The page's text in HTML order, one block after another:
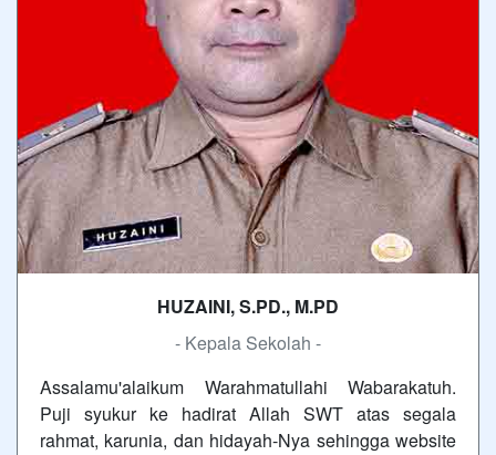
HUZAINI, S.PD., M.PD
- Kepala Sekolah -
Assalamu'alaikum Warahmatullahi Wabarakatuh.
Puji syukur ke hadirat Allah SWT atas segala
rahmat, karunia, dan hidayah-Nya sehingga website